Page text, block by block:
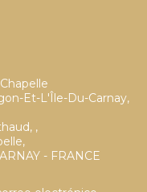
Et-L'Île-Du-Carnay,
,
- FRANCE